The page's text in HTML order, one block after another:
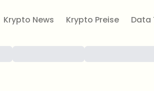
Krypto News Krypto Preise Data